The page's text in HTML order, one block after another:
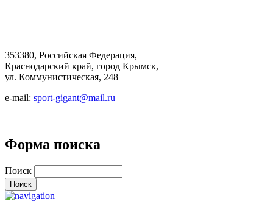
353380, Российская Федерация,
Краснодарский край, город Крымск,
ул. Коммунистическая, 248
e-mail: sport-gigant@mail.ru
Форма поиска
Поиск